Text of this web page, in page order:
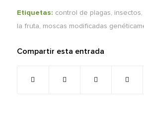
Etiquetas: control de plagas, insectos,
la fruta, moscas modificadas
Compartir esta entrada